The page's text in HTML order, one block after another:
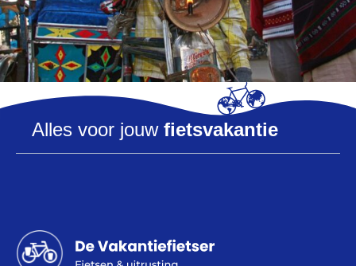
Alles voor jouw fietsvakantie